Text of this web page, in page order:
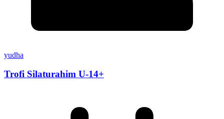
yudha
Trofi Silaturahim U-14+